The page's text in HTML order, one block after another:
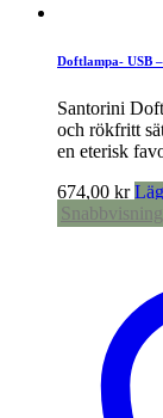
Doftlampa- USB
Santorini
och rökfritt
en eterisk
674,00 kr
Snabbvisning